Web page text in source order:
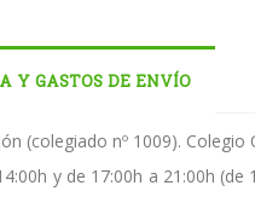
Y GASTOS DE ENVÍO
(colegiado nº 1009).
y de 17:00h a 21:00h